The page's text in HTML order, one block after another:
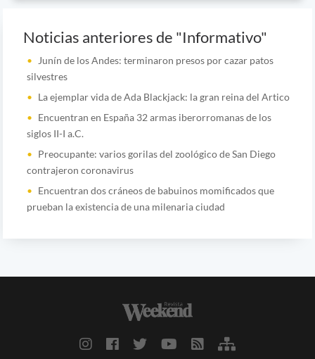
Noticias anteriores de "Informativo"
Junín de los Andes: terminaron presos por cazar patos
silvestres
La ejemplar vida de Ada Blackjack: la gran reina del Artico
Encuentran en España 32 armas iberorromanas de los
siglos II-I a.C.
Preocupante: varios gorilas del zoológico de San Diego
contrajeron coronavirus
Encuentran dos cráneos de babuinos momificados que
prueban la existencia de una milenaria ciudad